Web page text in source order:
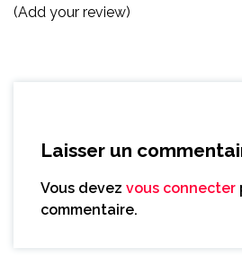
(Add your review)
Laisser un
Vous devez vous connecter
commentaire.